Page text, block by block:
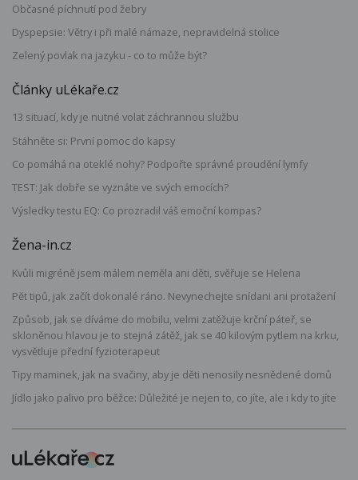
Občasné píchnutí pod žebry
Dyspepsie: Větry i při malé námaze, nepravidelná stolice
Zelený povlak na jazyku - co to může být?
Články uLékaře.cz
13 situací, kdy je nutné volat záchrannou službu
Stáhněte si: První pomoc do kapsy
Co pomáhá na oteklé nohy? Podpořte správné proudění lymfy
TEST: Jak dobře se vyznáte ve svých emocích?
Výsledky testu EQ: Co prozradil váš emoční kompas?
Žena-in.cz
Kvůli migréně jsem málem neměla ani děti, svěřuje se Helena
Pět tipů, jak začít dokonalé ráno. Nevynechejte snídani ani protažení
Způsob, jak se díváme do mobilu, velmi zatěžuje krční páteř, se
skloněnou hlavou je to stejná zátěž, jak se 40 kilovým pytlem na krku,
vysvětluje přední fyzioterapeut
Tipy maminek, jak na svačiny, aby je děti nenosily nesnědené domů
Jídlo jako palivo pro běžce: Důležité je nejen to, co jíte, ale i kdy to jíte